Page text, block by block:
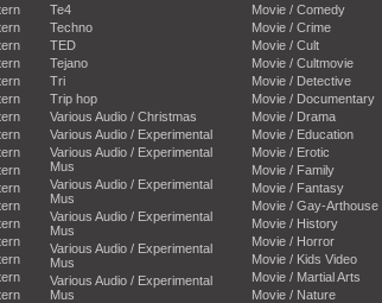
Te4
Techno
TED
Tejano
Tri
Trip hop
Various Audio / Christmas
Various Audio / Experimental
Various Audio / Experimental
Mus
Various Audio / Experimental
Mus
Various Audio / Experimental
Mus
Various Audio / Experimental
Mus
Various Audio / Experimental
Mus
Movie / Comedy
Movie / Crime
Movie / Cult
Movie / Cultmovie
Movie / Detective
Movie / Documentary
Movie / Drama
Movie / Education
Movie / Erotic
Movie / Family
Movie / Fantasy
Movie / Gay-Arthouse
Movie / History
Movie / Horror
Movie / Kids Video
Movie / Martial Arts
Movie / Nature